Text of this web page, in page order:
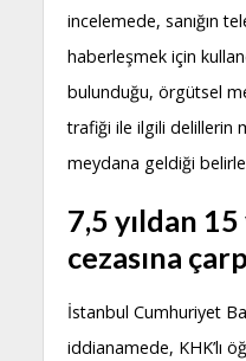
incelemede, sanığın
haberleşmek için
bulunduğu, örgütsel
trafiği ile ilgili delillerin
meydana geldiği
7,5 yıldan
cezasına
İstanbul Cumhuriyet
iddianamede, KHK’lı